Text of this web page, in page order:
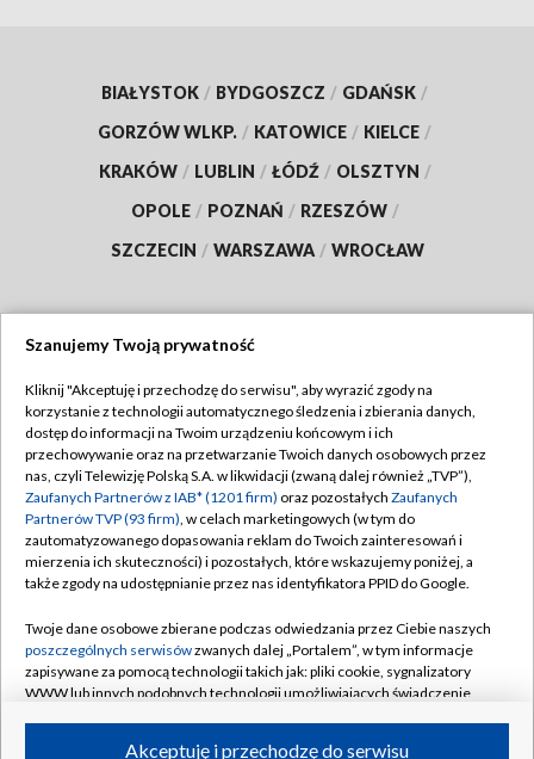
BIAŁYSTOK / BYDGOSZCZ / GDAŃSK /
GORZÓW WLKP. / KATOWICE / KIELCE /
KRAKÓW / LUBLIN / ŁÓDŹ / OLSZTYN /
OPOLE / POZNAŃ / RZESZÓW /
SZCZECIN / WARSZAWA / WROCŁAW
TVP
Abonament TVP
Emisja w TVP
Centrum informacji TVP
Naziemna Telewizja Cyfrowa
Rada Programowa
System NOS
Informacje o nadawcy
Regulamin TVP
Polityka prywatności
Moje zgody
Pomoc
Kontakt
Kanały
Szanujemy Twoją prywatność
Kliknij "Akceptuję i przechodzę do serwisu", aby wyrazić zgody na
korzystanie z technologii automatycznego śledzenia i zbierania danych,
dostęp do informacji na Twoim urządzeniu końcowym i ich
przechowywanie oraz na przetwarzanie Twoich danych osobowych przez
nas, czyli Telewizję Polską S.A. w likwidacji (zwaną dalej również „TVP”),
Zaufanych Partnerów z IAB* (1201 firm) oraz pozostałych Zaufanych
Partnerów TVP (93 firm), w celach marketingowych (w tym do
zautomatyzowanego dopasowania reklam do Twoich zainteresowań i
mierzenia ich skuteczności) i pozostałych, które wskazujemy poniżej, a
także zgody na udostępnianie przez nas identyfikatora PPID do Google.
Twoje dane osobowe zbierane podczas odwiedzania przez Ciebie naszych
poszczególnych serwisówzwanych dalej „Portalem”, w tym informacje
zapisywane za pomocą technologii takich jak: pliki cookie, sygnalizatory
WWW lub innych podobnych technologii umożliwiających świadczenie
Akceptuję i przechodzę do serwisu